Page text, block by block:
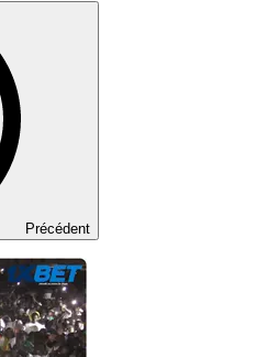
Précédent